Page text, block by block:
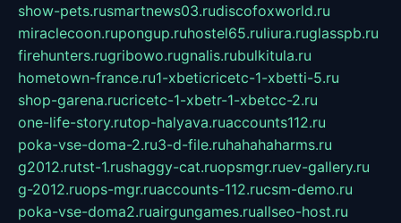
show-pets.rusmartnews03.rudiscofoxworld.ru
miraclecoon.rupongup.ruhostel65.ruliura.ruglasspb.ru
firehunters.rugribowo.rugnalis.rubulkitula.ru
hometown-france.ru1-xbeticricetc-1-xbetti-5.ru
shop-garena.rucricetc-1-xbetr-1-xbetcc-2.ru
one-life-story.rutop-halyava.ruaccounts112.ru
poka-vse-doma-2.ru3-d-file.ruhahahaharms.ru
g2012.rutst-1.rushaggy-cat.ruopsmgr.ruev-gallery.ru
g-2012.ruops-mgr.ruaccounts-112.rucsm-demo.ru
poka-vse-doma2.ruairgungames.ruallseo-host.ru